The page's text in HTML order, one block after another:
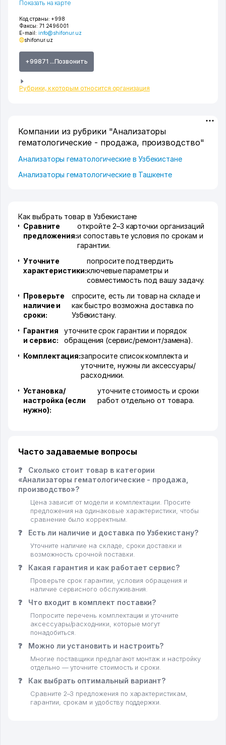
Код страны: +998
Факсы: 71 2496001
E-mail: info@shifonur.uz
shifonur.uz
+99871 ...Позвонить
Рубрики, к которым относится организация
Показать на карте
Компании из рубрики "Анализаторы
гематологические - продажа, производство"
Анализаторы гематологические в Узбекистане
Анализаторы гематологические в Ташкенте
Как выбрать товар в Узбекистане
Сравните
предложения:
откройте 2–3 карточки организаций
и сопоставьте условия по срокам и
гарантии.
Уточните
характеристики:
попросите подтвердить
ключевые параметры и
совместимость под вашу задачу.
Проверьте
наличие и
сроки:
спросите, есть ли товар на складе и
как быстро возможна доставка по
Узбекистану.
Гарантия
и сервис:
уточните срок гарантии и порядок
обращения (сервис/ремонт/замена).
Комплектация:запросите список комплекта и
уточните, нужны ли аксессуары/
расходники.
Установка/
настройка (если
нужно):
уточните стоимость и сроки
работ отдельно от товара.
Часто задаваемые вопросы
❓
Сколько стоит товар в категории
«Анализаторы гематологические - продажа,
производство»?
Цена зависит от модели и комплектации. Просите
предложения на одинаковые характеристики, чтобы
сравнение было корректным.
❓ Есть ли наличие и доставка по Узбекистану?
Уточните наличие на складе, сроки доставки и
возможность срочной поставки.
❓ Какая гарантия и как работает сервис?
Проверьте срок гарантии, условия обращения и
наличие сервисного обслуживания.
❓ Что входит в комплект поставки?
Попросите перечень комплектации и уточните
аксессуары/расходники, которые могут
понадобиться.
❓ Можно ли установить и настроить?
Многие поставщики предлагают монтаж и настройку
отдельно — уточните стоимость и сроки.
❓ Как выбрать оптимальный вариант?
Сравните 2–3 предложения по характеристикам,
гарантии, срокам и удобству поддержки.